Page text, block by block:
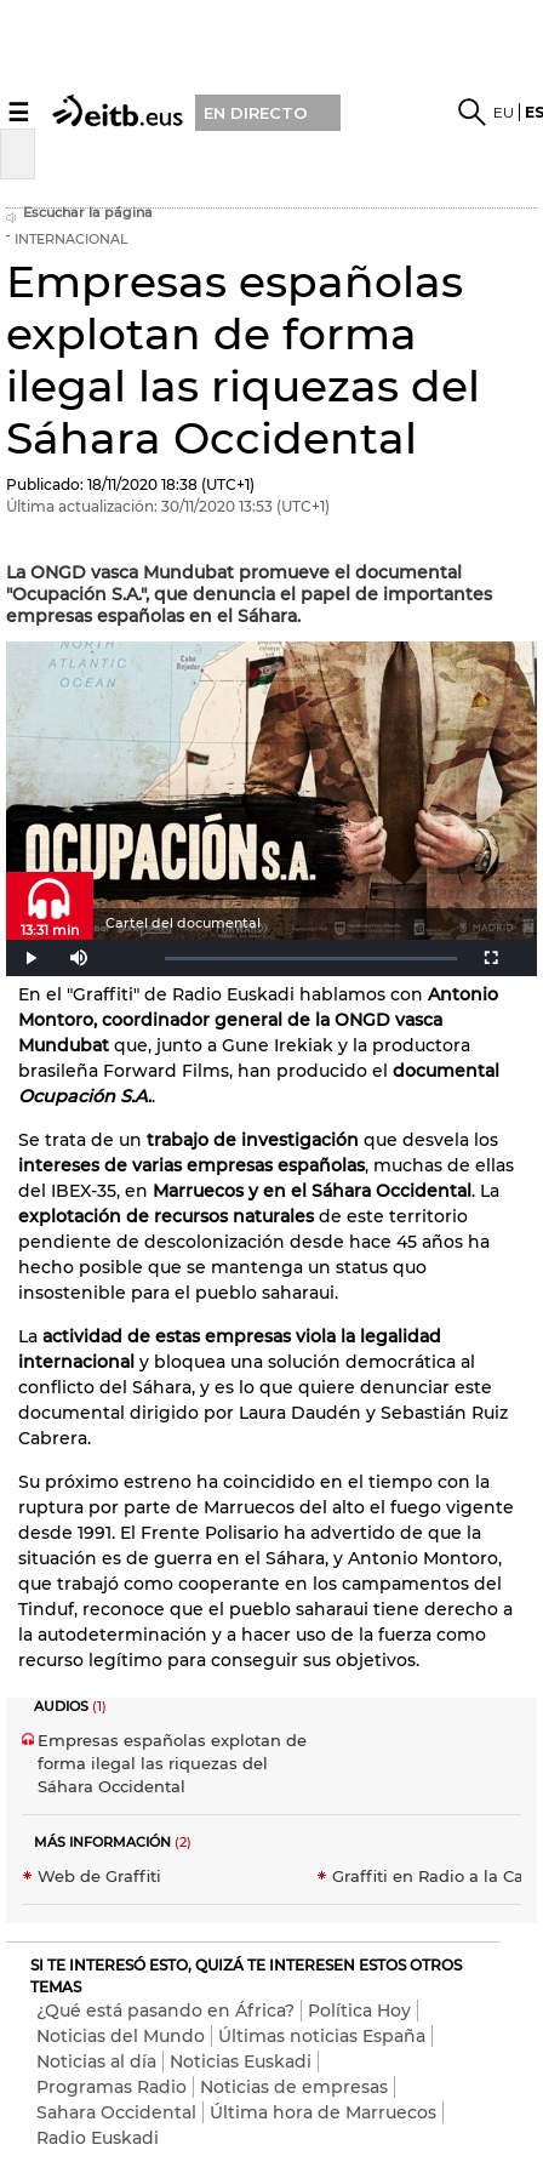
☰ EN DIRECTO EU
Escuchar la página
INTERNACIONAL
Empresas españolas
explotan de forma
ilegal las riquezas del
Sáhara Occidental
Publicado: 18/11/2020 18:38 (UTC+1)
Última actualización: 30/11/2020 13:53 (UTC+1)
La ONGD vasca Mundubat promueve el documental
"Ocupación S.A.", que denuncia el papel de importantes
empresas españolas en el Sáhara.
Cartel del documental
13:31 min
En el "Graffiti" de Radio Euskadi hablamos con Antonio
Montoro, coordinador general de la ONGD vasca
Mundubat que, junto a Gune Irekiak y la productora
brasileña Forward Films, han producido el documental
Ocupación S.A..
Se trata de un trabajo de investigación que desvela los
intereses de varias empresas españolas, muchas de ellas
del IBEX-35, en Marruecos y en el Sáhara Occidental. La
explotación de recursos naturalesde este territorio
pendiente de descolonización desde hace 45 años ha
hecho posible que se mantenga un status quo
insostenible para el pueblo saharaui.
La actividad de estas empresas viola la legalidad
internacional y bloquea una solución democrática al
conflicto del Sáhara, y es lo que quiere denunciar este
documental dirigido por Laura Daudén y Sebastián Ruiz
Cabrera.
Su próximo estreno ha coincidido en el tiempo con la
ruptura por parte de Marruecos del alto el fuego vigente
desde 1991. El Frente Polisario ha advertido de que la
situación es de guerra en el Sáhara, y Antonio Montoro,
que trabajó como cooperante en los campamentos del
Tinduf, reconoce que el pueblo saharaui tiene derecho a
la autodeterminación y a hacer uso de la fuerza como
recurso legítimo para conseguir sus objetivos.
AUDIOS (1)
Empresas españolas explotan de
forma ilegal las riquezas del
Sáhara Occidental
MÁS INFORMACIÓN (2)
Web de Graffiti Graffiti en Radio a la
SI TE INTERESÓ ESTO, QUIZÁ TE INTERESEN ESTOS OTROS
TEMAS
¿Qué está pasando en África?
Política Hoy
Noticias del Mundo
Últimas noticias España
Noticias al día
Noticias Euskadi
Programas Radio
Noticias de empresas
Sahara Occidental
Última hora de Marruecos
Radio Euskadi